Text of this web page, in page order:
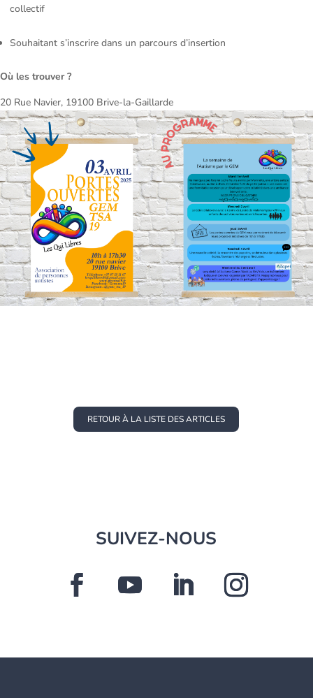
collectif
Souhaitant s’inscrire dans un parcours d’insertion
Où les trouver ?
20 Rue Navier, 19100 Brive-la-Gaillarde
RETOUR À LA LISTE DES ARTICLES
SUIVEZ-NOUS